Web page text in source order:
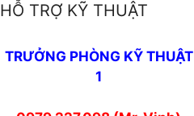
HỖ TRỢ KỸ THUẬT
TRƯỞNG PHÒNG KỸ THUẬT
1